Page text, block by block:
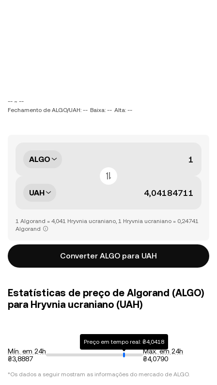
-- ~ --
Fechamento de ALGO/UAH: -- Baixa: -- Alta: --
ALGO
UAH
1 Algorand = 4,041 Hryvnia ucraniano, 1 Hryvnia ucraniano = 0,24741
Algorand
Converter ALGO para UAH
Estatísticas de preço de Algorand (ALGO)
para Hryvnia ucraniano (UAH)
Mín. em 24h
₴3,8887
Preço em tempo real: ₴4,0418
Máx. em 24h
₴4,0790
*Os dados a seguir mostram as informações do mercado de ALGO.